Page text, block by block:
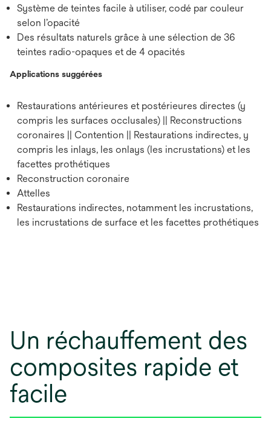
Système de teintes facile à utiliser, codé par couleur
selon l’opacité
Des résultats naturels grâce à une sélection de 36
teintes radio-opaques et de 4 opacités
Applications suggérées
Restaurations antérieures et postérieures directes (y
compris les surfaces occlusales) || Reconstructions
coronaires || Contention || Restaurations indirectes, y
compris les inlays, les onlays (les incrustations) et les
facettes prothétiques
Reconstruction coronaire
Attelles
Restaurations indirectes, notamment les incrustations,
les incrustations de surface et les facettes prothétiques
Un réchauffement des
composites rapide et
facile